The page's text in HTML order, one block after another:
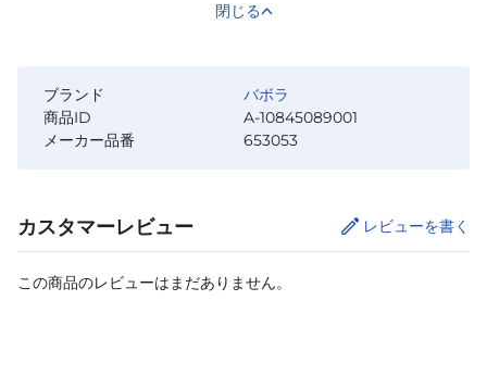
閉じる
ブランド
バボラ
商品ID
A-10845089001
メーカー品番
653053
カスタマーレビュー レビューを書く
この商品のレビューはまだありません。